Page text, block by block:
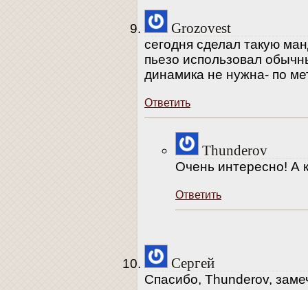
Grozovest
сегодня сделал такую
пьезо использовал
динамика не нужна- по
Ответить
Thunderov
Очень интересно! А
Ответить
Сергей
Спасибо, Thunderov,